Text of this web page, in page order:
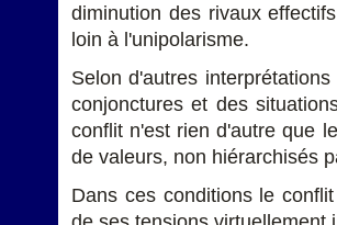
diminution des rivaux
loin à l'unipolarisme.
Selon d'autres
conjonctures et des
conflit n'est rien d'autre que
de valeurs, non hiérarchisés
Dans ces conditions le